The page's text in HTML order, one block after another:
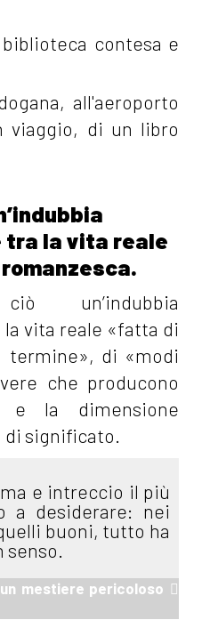
contesa e
all'aeroporto
viaggio, di un libro
tra la vita reale
un’indubbia
vita reale «fatta di
termine», di «modi
che producono
e la dimensione
di significato.
e intreccio il più
a desiderare: nei
buoni, tutto ha
senso.
mestiere pericoloso